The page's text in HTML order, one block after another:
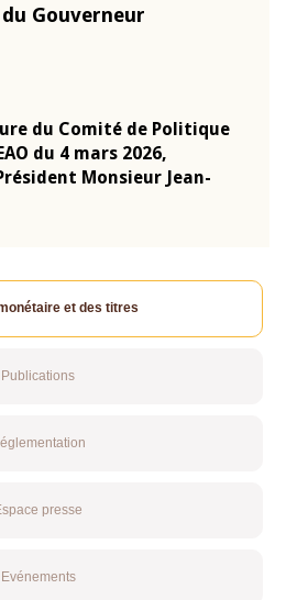
Gouverneur
du Comité de Politique
du 4 mars 2026,
Monsieur Jean-
et des titres
Publications
presse
Evénements